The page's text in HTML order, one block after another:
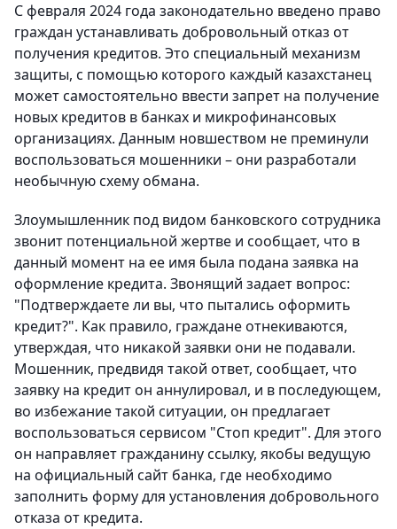
С февраля 2024 года законодательно введено право
граждан устанавливать добровольный отказ от
получения кредитов. Это специальный механизм
защиты, с помощью которого каждый казахстанец
может самостоятельно ввести запрет на получение
новых кредитов в банках и микрофинансовых
организациях. Данным новшеством не преминули
воспользоваться мошенники – они разработали
необычную схему обмана.
Злоумышленник под видом банковского сотрудника
звонит потенциальной жертве и сообщает, что в
данный момент на ее имя была подана заявка на
оформление кредита. Звонящий задает вопрос:
"Подтверждаете ли вы, что пытались оформить
кредит?". Как правило, граждане отнекиваются,
утверждая, что никакой заявки они не подавали.
Мошенник, предвидя такой ответ, сообщает, что
заявку на кредит он аннулировал, и в последующем,
во избежание такой ситуации, он предлагает
воспользоваться сервисом "Стоп кредит". Для этого
он направляет гражданину ссылку, якобы ведущую
на официальный сайт банка, где необходимо
заполнить форму для установления добровольного
отказа от кредита.